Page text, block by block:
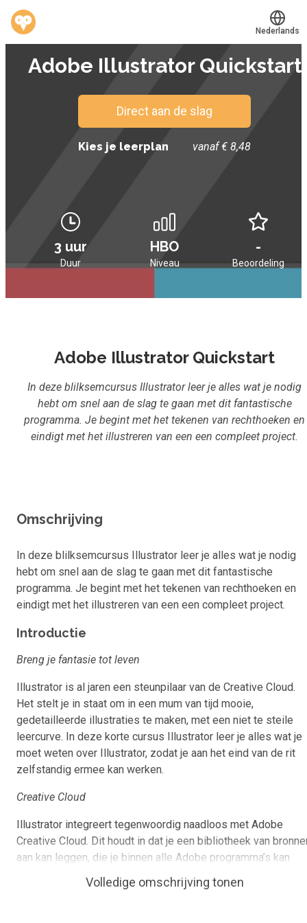
Werkvinders®
Bedrijven
Vacatures
Mijn leerplek
Account en hulp
Meer
Translate
Nederlands
Adobe Illustrator Quickstart
Direct aan de slag
Kies je leerplan vanaf € 8,48
3 uur HBO -
Duur Niveau Beoordeling
Adobe Illustrator Quickstart
In deze blilksemcursus Illustrator leer je alles wat je nodig
hebt om snel aan de slag te gaan met dit fantastische
programma. Je begint met het tekenen van rechthoeken en
eindigt met het illustreren van een een compleet project.
Omschrijving
In deze blilksemcursus Illustrator leer je alles wat je nodig
hebt om snel aan de slag te gaan met dit fantastische
programma. Je begint met het tekenen van rechthoeken en
eindigt met het illustreren van een een compleet project.
Introductie
Breng je fantasie tot leven
Illustrator is al jaren een steunpilaar van de Creative Cloud.
Het stelt je in staat om in een mum van tijd mooie,
gedetailleerde illustraties te maken, met een niet te steile
leercurve. In deze korte cursus Illustrator leer je alles wat je
moet weten over Illustrator, zodat je aan het eind van de rit
zelfstandig ermee kan werken.
Creative Cloud
Illustrator integreert tegenwoordig naadloos met Adobe
Creative Cloud. Dit houdt in dat je een bibliotheek van
aan kan leggen, die je binnen alle Adobe programma’s kan
gebruiken voor nog meer efficiëntie, en het centraal beheren
van een huisstijl. Dit aspect van de software zit uitgebreid
Volledige omschrijving tonen